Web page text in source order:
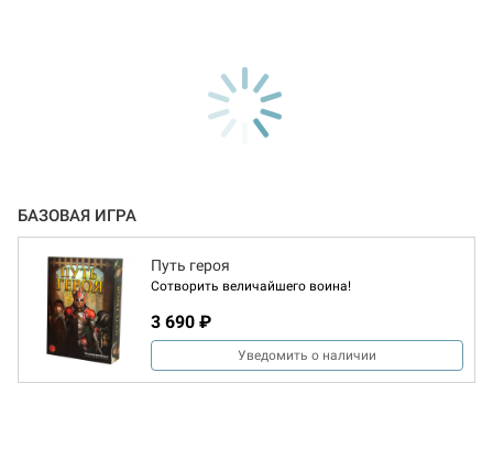
БАЗОВАЯ ИГРА
Путь героя
Сотворить величайшего воина!
3 690 ₽
Уведомить о наличии